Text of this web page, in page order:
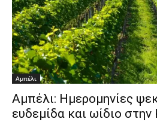
Αμπέλι
Αμπέλι: Ημερομηνίες
ευδεμίδα και ωίδιο στην